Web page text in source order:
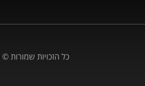
כל הזכויות שמורות ©